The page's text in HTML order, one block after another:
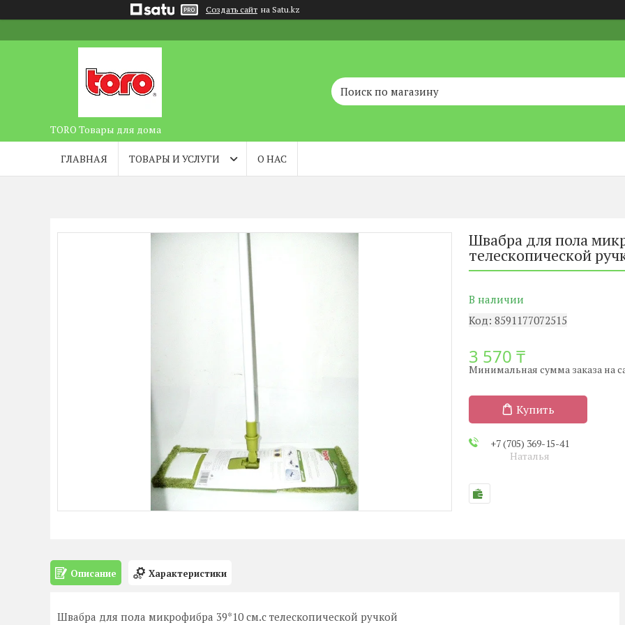
Создать сайт на Satu.kz
TORO Товары для дома
ГЛАВНАЯ ТОВАРЫ И УСЛУГИ О НАС
Швабра для пола
телескопической
В наличии
Код: 8591177072515
3 570 ₸
Минимальная сумма заказа на
Купить
+7 (705) 369-15-41
Наталья
Описание Характеристики
Швабра для пола микрофибра 39*10 см.с телескопической ручкой